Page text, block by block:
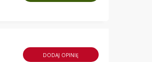
DODAJ OPINIĘ